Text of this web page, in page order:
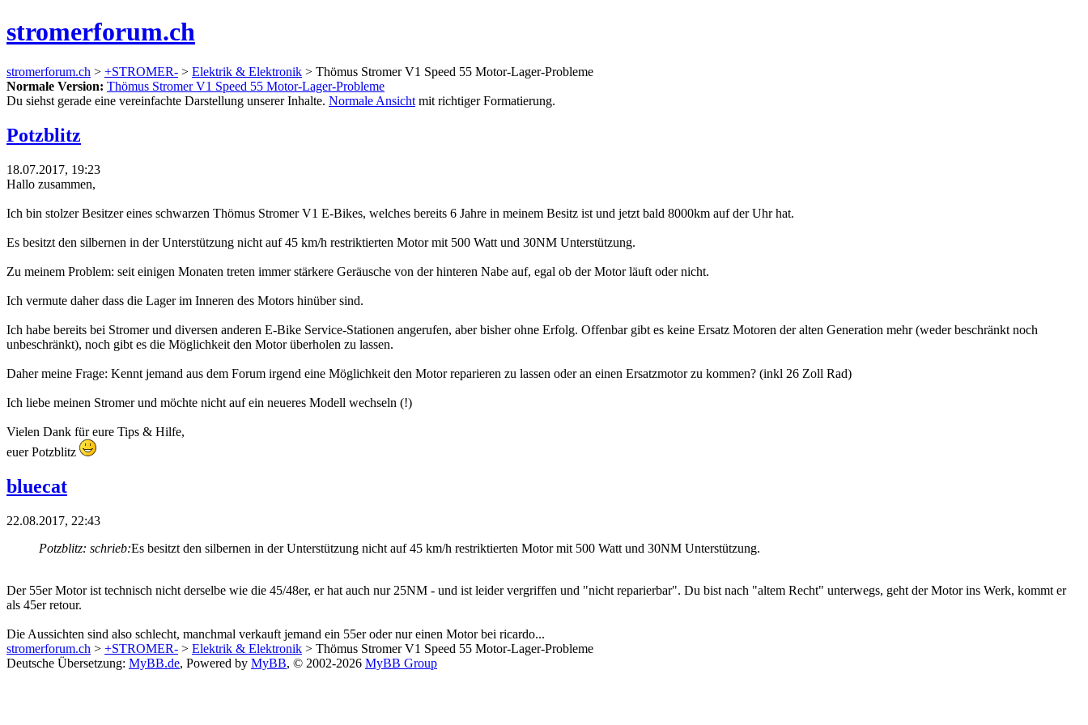
stromerforum.ch
stromerforum.ch > +STROMER- > Elektrik & Elektronik > Thömus Stromer V1 Speed 55 Motor-Lager-Probleme
Normale Version: Thömus Stromer V1 Speed 55 Motor-Lager-Probleme
Du siehst gerade eine vereinfachte Darstellung unserer Inhalte. Normale Ansicht mit richtiger Formatierung.
Potzblitz
18.07.2017, 19:23
Hallo zusammen,
Ich bin stolzer Besitzer eines schwarzen Thömus Stromer V1 E-Bikes, welches bereits 6 Jahre in meinem Besitz ist und jetzt bald 8000km auf der Uhr hat.
Es besitzt den silbernen in der Unterstützung nicht auf 45 km/h restriktierten Motor mit 500 Watt und 30NM Unterstützung.
Zu meinem Problem: seit einigen Monaten treten immer stärkere Geräusche von der hinteren Nabe auf, egal ob der Motor läuft oder nicht.
Ich vermute daher dass die Lager im Inneren des Motors hinüber sind.
Ich habe bereits bei Stromer und diversen anderen E-Bike Service-Stationen angerufen, aber bisher ohne Erfolg. Offenbar gibt es keine Ersatz Motoren der alten Generation mehr (weder beschränkt noch
unbeschränkt), noch gibt es die Möglichkeit den Motor überholen zu lassen.
Daher meine Frage: Kennt jemand aus dem Forum irgend eine Möglichkeit den Motor reparieren zu lassen oder an einen Ersatzmotor zu kommen? (inkl 26 Zoll Rad)
Ich liebe meinen Stromer und möchte nicht auf ein neueres Modell wechseln (!)
Vielen Dank für eure Tips & Hilfe,
euer Potzblitz
bluecat
22.08.2017, 22:43
Potzblitz: schrieb:Es besitzt den silbernen in der Unterstützung nicht auf 45 km/h restriktierten Motor mit 500 Watt und 30NM Unterstützung.
Der 55er Motor ist technisch nicht derselbe wie die 45/48er, er hat auch nur 25NM - und ist leider vergriffen und "nicht reparierbar". Du bist nach "altem Recht" unterwegs, geht der Motor ins Werk, kommt er
als 45er retour.
Die Aussichten sind also schlecht, manchmal verkauft jemand ein 55er oder nur einen Motor bei ricardo...
stromerforum.ch > +STROMER- > Elektrik & Elektronik > Thömus Stromer V1 Speed 55 Motor-Lager-Probleme
Deutsche Übersetzung: MyBB.de, Powered by MyBB, © 2002-2026 MyBB Group